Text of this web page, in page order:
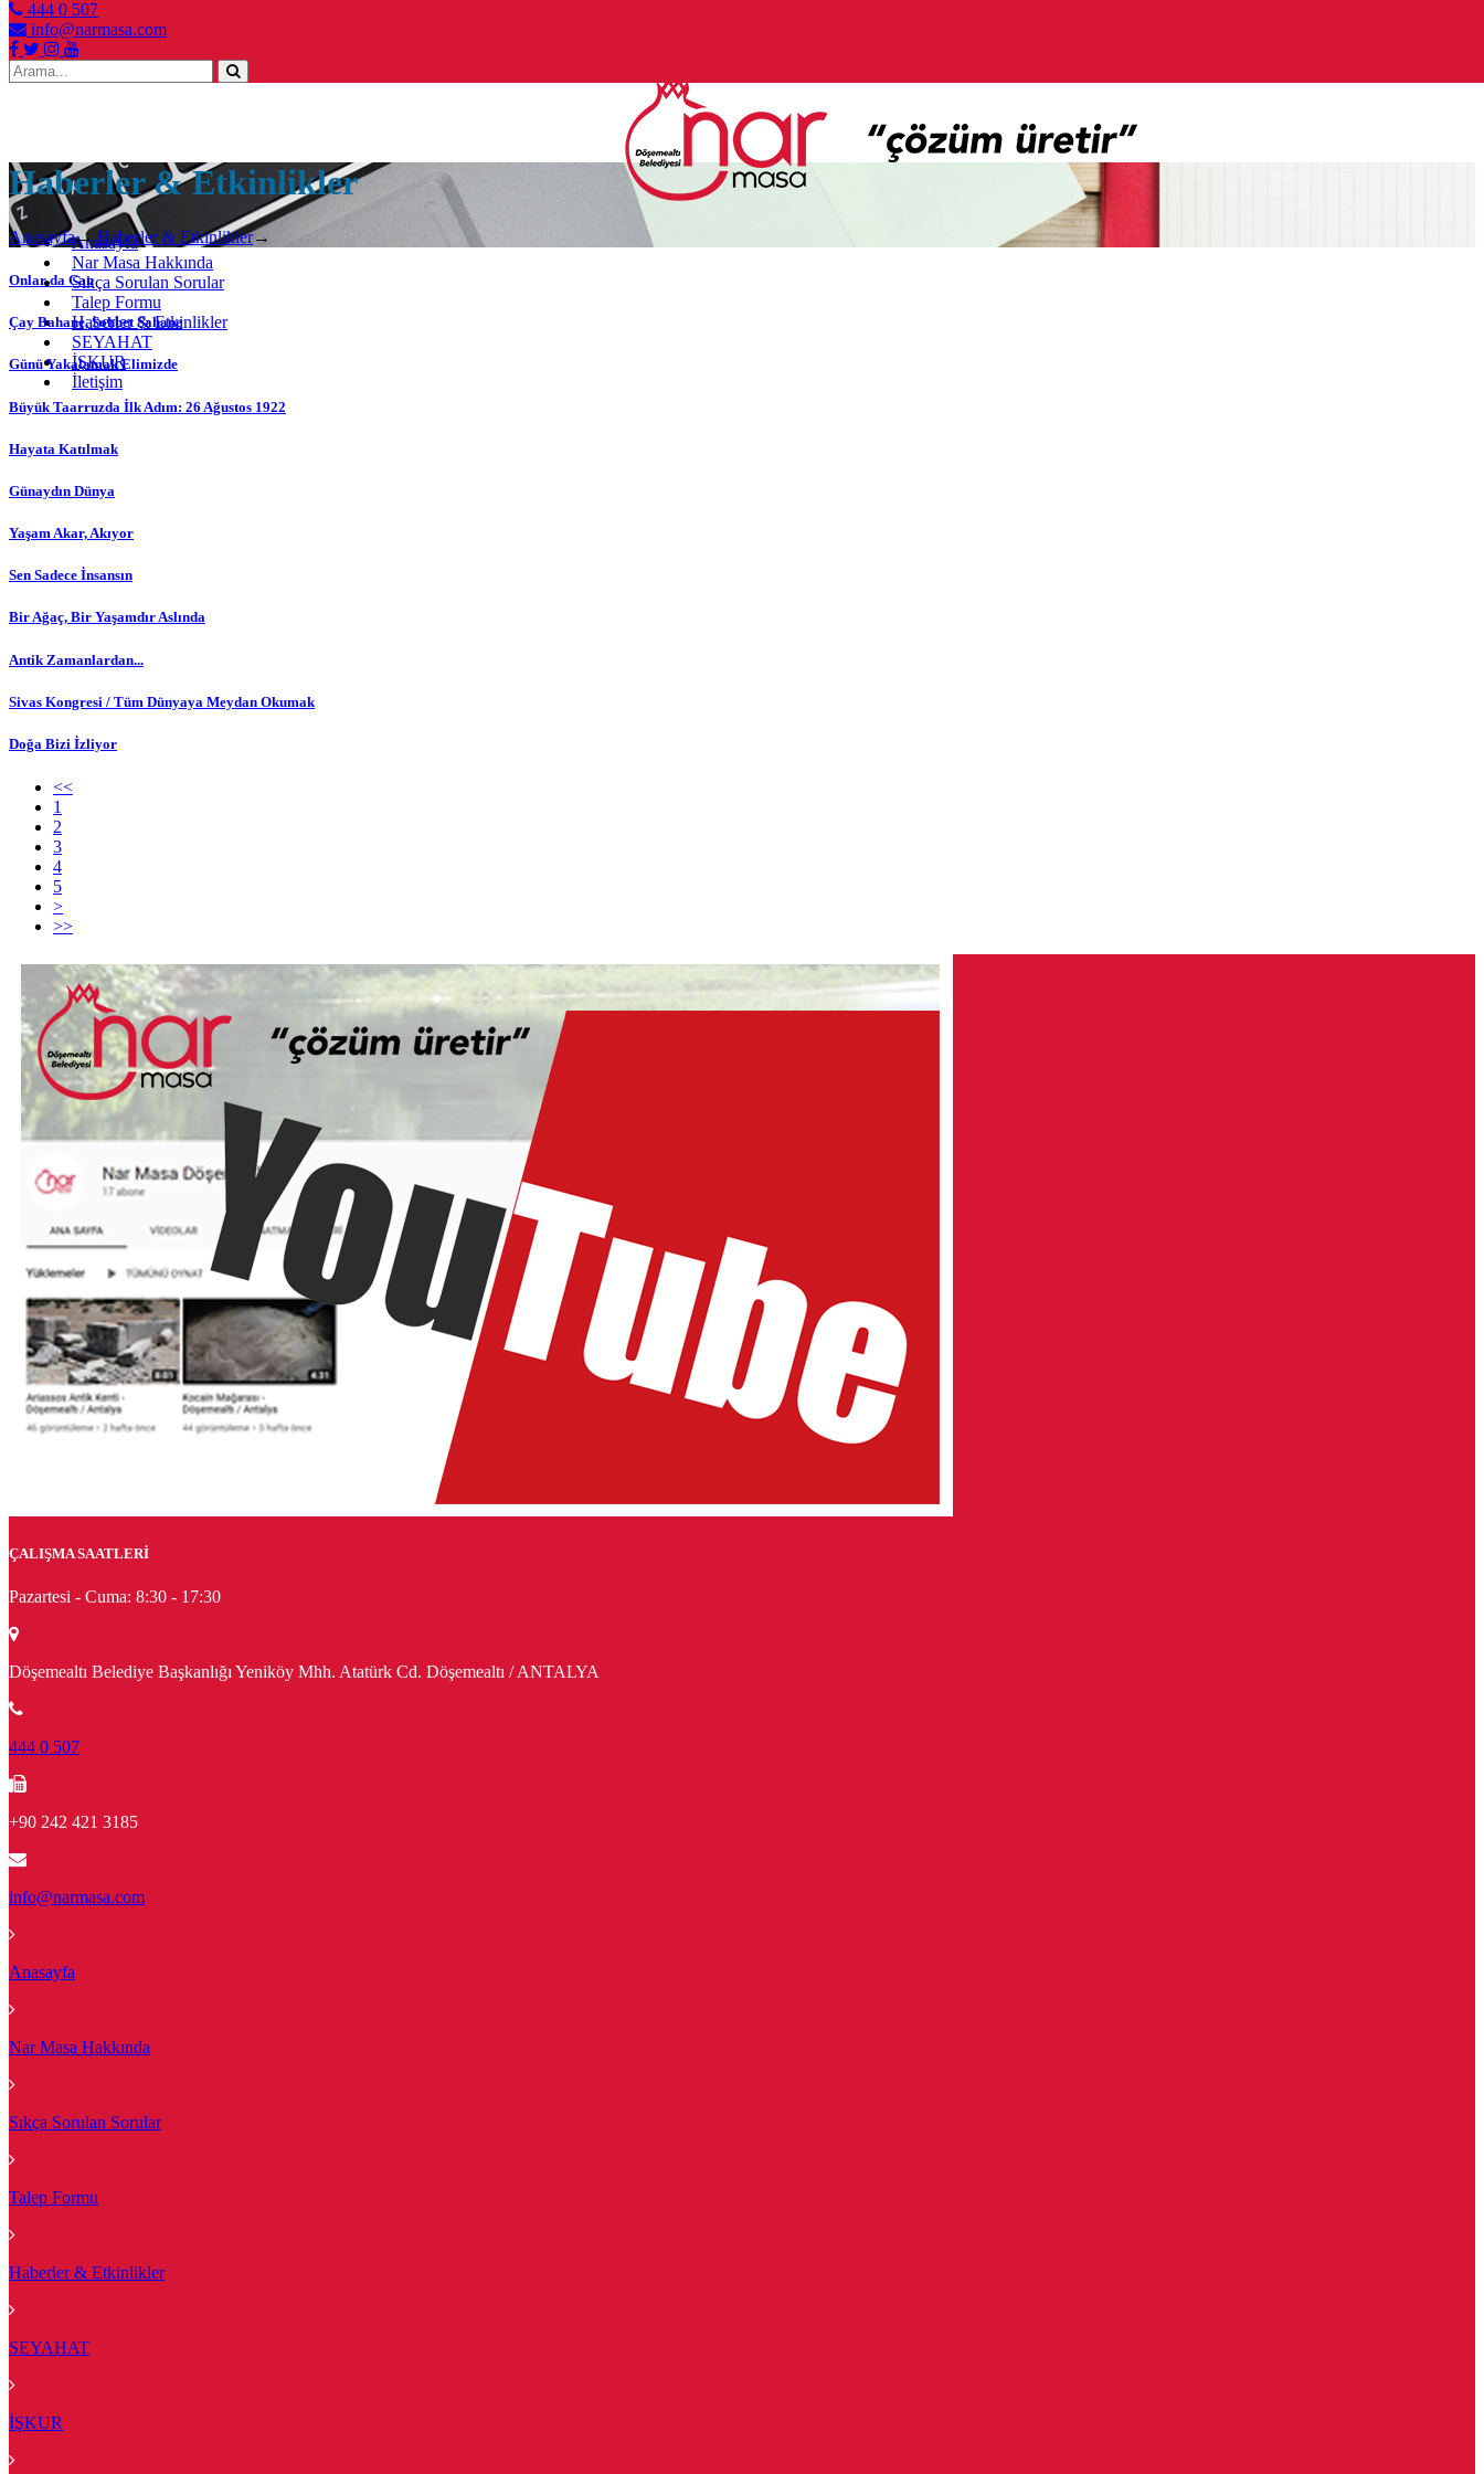
444 0 507
info@narmasa.com
Toggle
Anasayfa
Nar Masa Hakkında
Sıkça Sorulan Sorular
Talep Formu
Haberler & Etkinlikler
SEYAHAT
İŞKUR
İletişim
Haberler & Etkinlikler
Anasayfa→ Haberler & Etkinlikler→
Onlar da Can
Çay Bahane, Sohbet Şahane
Günü Yakalamak Elimizde
Büyük Taarruzda İlk Adım: 26 Ağustos 1922
Hayata Katılmak
Günaydın Dünya
Yaşam Akar, Akıyor
Sen Sadece İnsansın
Bir Ağaç, Bir Yaşamdır Aslında
Antik Zamanlardan...
Sivas Kongresi / Tüm Dünyaya Meydan Okumak
Doğa Bizi İzliyor
<<
1
2
3
4
5
>
>>
ÇALIŞMA SAATLERİ
Pazartesi - Cuma: 8:30 - 17:30
Döşemealtı Belediye Başkanlığı Yeniköy Mhh. Atatürk Cd. Döşemealtı / ANTALYA
444 0 507
+90 242 421 3185
info@narmasa.com
Anasayfa
Nar Masa Hakkında
Sıkça Sorulan Sorular
Talep Formu
Haberler & Etkinlikler
SEYAHAT
İŞKUR